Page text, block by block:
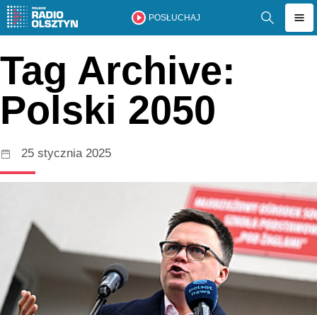
POSŁUCHAJ
Tag Archive:
Polski 2050
25 stycznia 2025